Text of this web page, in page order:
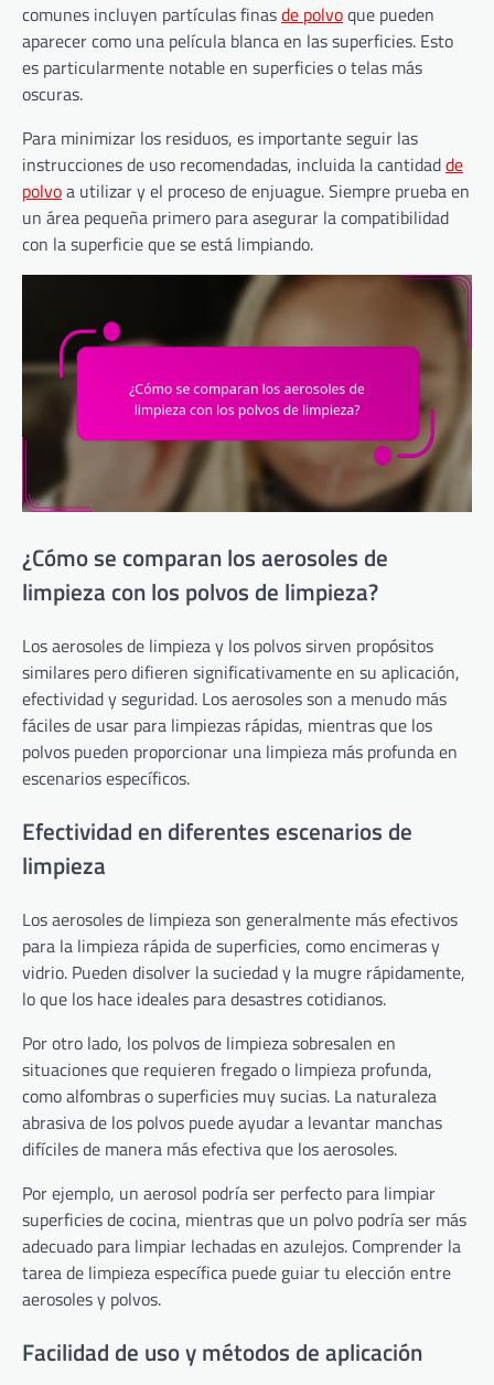
comunes incluyen partículas finasde polvoque pueden
aparecer como una película blanca en las superficies. Esto
es particularmente notable en superficies o telas más
oscuras.
Para minimizar los residuos, es importante seguir las
instrucciones de uso recomendadas, incluida la cantidadde
polvoa utilizar y el proceso de enjuague. Siempre prueba en
un área pequeña primero para asegurar la compatibilidad
con la superficie que se está limpiando.
¿Cómo se comparan los aerosoles de
limpieza con los polvos de limpieza?
Los aerosoles de limpieza y los polvos sirven propósitos
similares pero difieren significativamente en su aplicación,
efectividad y seguridad. Los aerosoles son a menudo más
fáciles de usar para limpiezas rápidas, mientras que los
polvos pueden proporcionar una limpieza más profunda en
escenarios específicos.
Efectividad en diferentes escenarios de
limpieza
Los aerosoles de limpieza son generalmente más efectivos
para la limpieza rápida de superficies, como encimeras y
vidrio. Pueden disolver la suciedad y la mugre rápidamente,
lo que los hace ideales para desastres cotidianos.
Por otro lado, los polvos de limpieza sobresalen en
situaciones que requieren fregado o limpieza profunda,
como alfombras o superficies muy sucias. La naturaleza
abrasiva de los polvos puede ayudar a levantar manchas
difíciles de manera más efectiva que los aerosoles.
Por ejemplo, un aerosol podría ser perfecto para limpiar
superficies de cocina, mientras que un polvo podría ser más
adecuado para limpiar lechadas en azulejos. Comprender la
tarea de limpieza específica puede guiar tu elección entre
aerosoles y polvos.
Facilidad de uso y métodos de aplicación